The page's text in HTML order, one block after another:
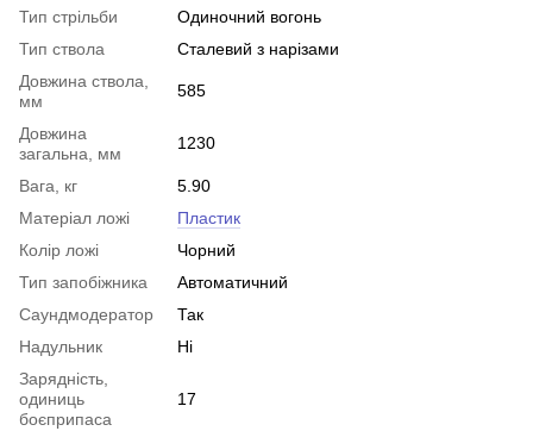
Тип стрільби
Одиночний вогонь
Тип ствола
Сталевий з нарізами
Довжина ствола,
мм
585
Довжина
загальна, мм
1230
Вага, кг
5.90
Матеріал ложі
Пластик
Колір ложі
Чорний
Тип запобіжника
Автоматичний
Саундмодератор
Так
Надульник
Ні
Зарядність,
одиниць
боєприпаса
17